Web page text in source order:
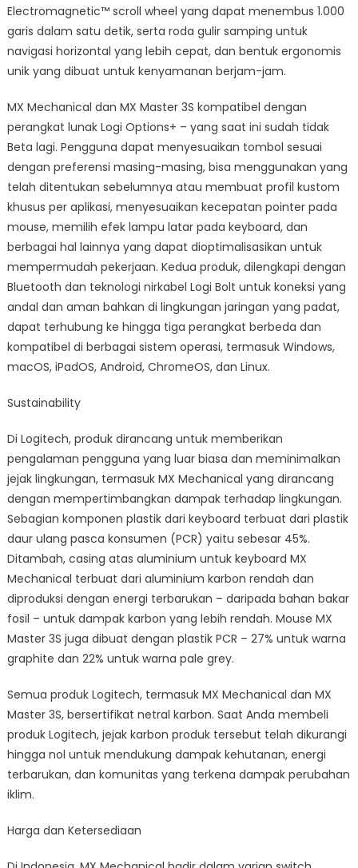
Electromagnetic™ scroll wheel yang dapat menembus 1.000
garis dalam satu detik, serta roda gulir samping untuk
navigasi horizontal yang lebih cepat, dan bentuk ergonomis
unik yang dibuat untuk kenyamanan berjam-jam.
MX Mechanical dan MX Master 3S kompatibel dengan
perangkat lunak Logi Options+ – yang saat ini sudah tidak
Beta lagi. Pengguna dapat menyesuaikan tombol sesuai
dengan preferensi masing-masing, bisa menggunakan yang
telah ditentukan sebelumnya atau membuat profil kustom
khusus per aplikasi, menyesuaikan kecepatan pointer pada
mouse, memilih efek lampu latar pada keyboard, dan
berbagai hal lainnya yang dapat dioptimalisasikan untuk
mempermudah pekerjaan. Kedua produk, dilengkapi dengan
Bluetooth dan teknologi nirkabel Logi Bolt untuk koneksi yang
andal dan aman bahkan di lingkungan jaringan yang padat,
dapat terhubung ke hingga tiga perangkat berbeda dan
kompatibel di berbagai sistem operasi, termasuk Windows,
macOS, iPadOS, Android, ChromeOS, dan Linux.
Sustainability
Di Logitech, produk dirancang untuk memberikan
pengalaman pengguna yang luar biasa dan meminimalkan
jejak lingkungan, termasuk MX Mechanical yang dirancang
dengan mempertimbangkan dampak terhadap lingkungan.
Sebagian komponen plastik dari keyboard terbuat dari plastik
daur ulang pasca konsumen (PCR) yaitu sebesar 45%.
Ditambah, casing atas aluminium untuk keyboard MX
Mechanical terbuat dari aluminium karbon rendah dan
diproduksi dengan energi terbarukan – daripada bahan bakar
fosil – untuk dampak karbon yang lebih rendah. Mouse MX
Master 3S juga dibuat dengan plastik PCR – 27% untuk warna
graphite dan 22% untuk warna pale grey.
Semua produk Logitech, termasuk MX Mechanical dan MX
Master 3S, bersertifikat netral karbon. Saat Anda membeli
produk Logitech, jejak karbon produk tersebut telah dikurangi
hingga nol untuk mendukung dampak kehutanan, energi
terbarukan, dan komunitas yang terkena dampak perubahan
iklim.
Harga dan Ketersediaan